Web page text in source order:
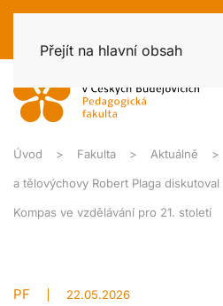
Přejít na hlavní obsah
Úvod Fakulta Aktuálně
a tělovýchovy Robert Plaga
Kompas ve vzdělávání pro 21. století
PF 22.05.2026